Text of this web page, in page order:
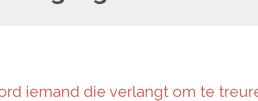
iemand die verlangt om te